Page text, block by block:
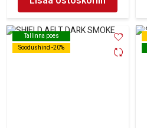
Tallinna poes
Soodushind -20%
Tallinna poes
Soodushind -20%